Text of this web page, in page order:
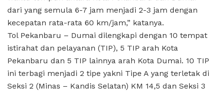
dari yang semula 6-7 jam menjadi 2-3 jam dengan
kecepatan rata-rata 60 km/jam,” katanya.
Tol Pekanbaru – Dumai dilengkapi dengan 10 tempat
istirahat dan pelayanan (TIP), 5 TIP arah Kota
Pekanbaru dan 5 TIP lainnya arah Kota Dumai. 10 TIP
ini terbagi menjadi 2 tipe yakni Tipe A yang terletak di
Seksi 2 (Minas – Kandis Selatan) KM 14,5 dan Seksi 3